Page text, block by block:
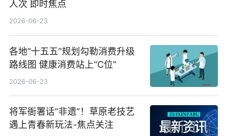
人次 即时焦点
2026-06-23
各地“十五五”规划勾勒消费升级
路线图 健康消费站上“C位”
2026-06-23
将军衙署话“非遗”！草原老技艺
遇上青春新玩法-焦点关注